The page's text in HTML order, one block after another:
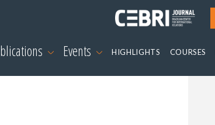
Events HIGHLIGHTS COURSES